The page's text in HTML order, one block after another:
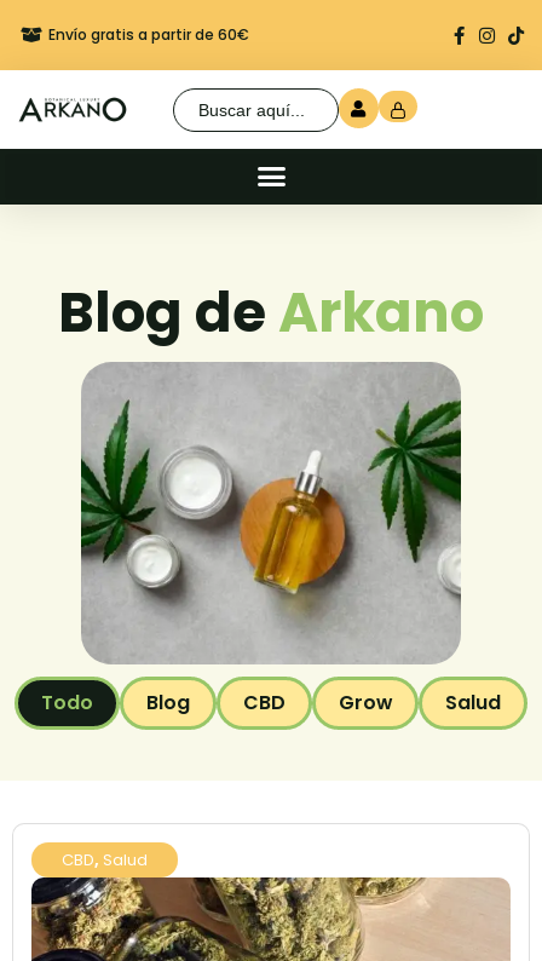
Envío gratis a partir de 60€ Regalo seguro en cada
Buscar:
Blog deArkano
Blog CBD Grow Salud
Todo
CBD, Salud